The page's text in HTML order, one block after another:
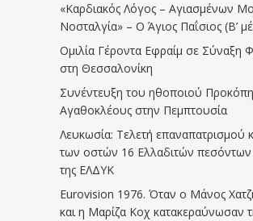
«Καρδιακός Λόγος – Αγιασμένων
Νοσταλγία» – Ο Άγιος Παΐσιος (Β’
Ομιλία Γέροντα Εφραίμ σε Σύναξη
στη Θεσσαλονίκη
Συνέντευξη του ηθοποιού Προκόπη
Αγαθοκλέους στην Πεμπτουσία
Λευκωσία: Τελετή επαναπατρισμού
των οστών 16 Ελλαδιτών πεσόντων
της ΕΛΔΥΚ
Eurovision 1976. Όταν ο Μάνος
και η Μαρίζα Κοχ κατακεραύνωσαν